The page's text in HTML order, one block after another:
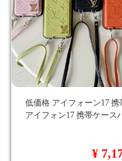
低価格 アイフォーン17
アイフォン17 携帯ケース
¥